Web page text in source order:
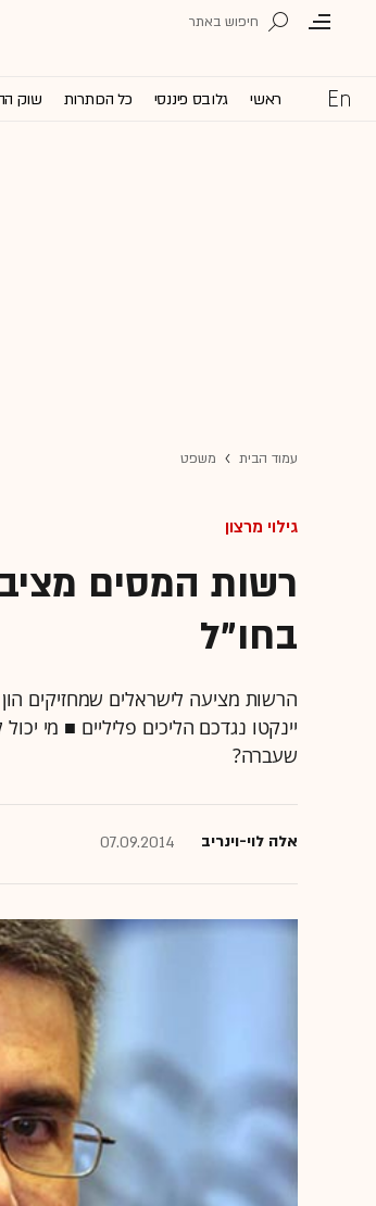
ראשי גלובס פיננסי כל הכותרות שוק
עמוד הבית משפט
גילוי מרצון
רשות המסים
בחו"ל
הרשות מציעה לישראלים שמחזיקים
יינקטו נגדכם הליכים פליליים ■ מי
שעברה?
אלה לוי-וינריב 07.09.2014